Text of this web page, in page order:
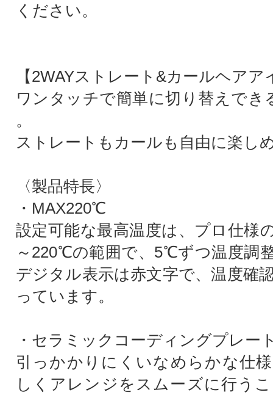
ください。
【2WAYストレート&カールヘアア
ワンタッチで簡単に切り替えでき
。
ストレートもカールも自由に楽し
〈製品特長〉
・MAX220℃
設定可能な最高温度は、プロ仕様
～220℃の範囲で、5℃ずつ温度調
デジタル表示は赤文字で、温度確
っています。
・セラミックコーディングプレー
引っかかりにくいなめらかな仕
しくアレンジをスムーズに行う